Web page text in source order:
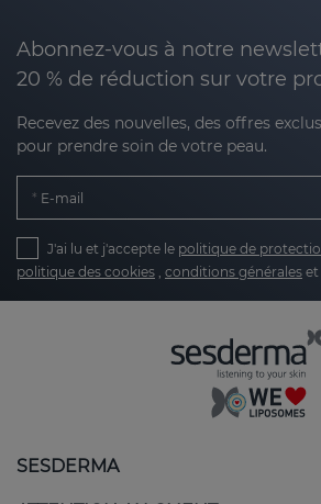
Abonnez-vous à notre
20 % de réduction sur votre
Recevez des nouvelles, des offres
pour prendre soin de votre peau.
E-mail
J'ai lu et j'accepte le politique de
politique des cookies conditions générales et
SESDERMA